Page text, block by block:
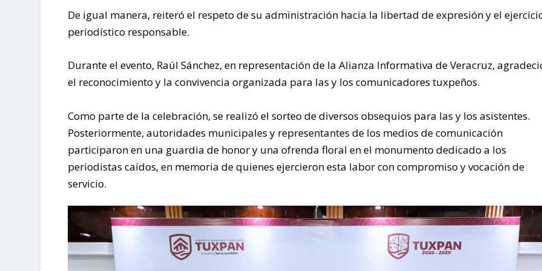
De igual manera, reiteró el respeto de su administración hacia la libertad de expresión y el
periodístico responsable.
Durante el evento, Raúl Sánchez, en representación de la Alianza Informativa de Veracruz,
el reconocimiento y la convivencia organizada para las y los comunicadores tuxpeños.
Como parte de la celebración, se realizó el sorteo de diversos obsequios para las y los asistentes.
Posteriormente, autoridades municipales y representantes de los medios de comunicación
participaron en una guardia de honor y una ofrenda floral en el monumento dedicado a los
periodistas caídos, en memoria de quienes ejercieron esta labor con compromiso y vocación de
servicio.